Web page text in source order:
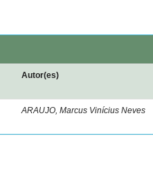
Autor(es)
ARAUJO, Marcus Vinícius Neves